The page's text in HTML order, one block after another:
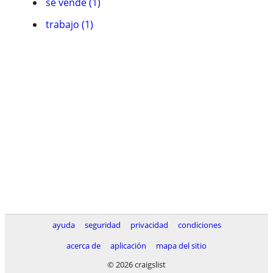
trabajo (1)
ayuda seguridad privacidad
condiciones
acerca de
aplicación
mapa del sitio
© 2026 craigslist